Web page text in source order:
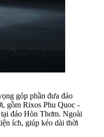
góp phần đưa đảo
gồm Rixos Phu Quoc -
đảo Hòn Thơm. Ngoài
ích, giúp kéo dài thời